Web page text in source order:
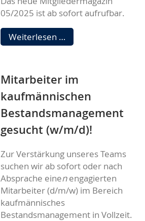
05/2025 ist ab sofort aufrufbar.
Weiterlesen … Neues
Mitgliedermagazin
Mitarbeiter im
kaufmännischen
Bestandsmanagement
gesucht (w/m/d)!
Zur Verstärkung unseres Teams
suchen wir ab sofort oder nach
Absprache einenengagierten
Mitarbeiter (d/m/w) im Bereich
kaufmännisches
Bestandsmanagement in Vollzeit.